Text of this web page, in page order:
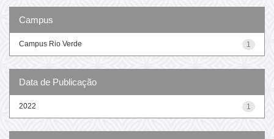
Campus
1
Campus Rio Verde
Data de Publicação
1
2022